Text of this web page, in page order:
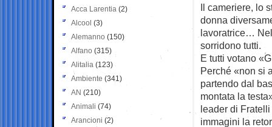
Il cameriere, lo
donna
lavoratrice…
sorridono tutti.
E tutti votano
Perché «non si
partendo dal
montata la
leader di
immagini la
Acca Larentia (2)
Alcool (3)
Alemanno (150)
Alfano (315)
Alitalia (123)
Ambiente (341)
AN (210)
Animali (74)
Arancioni (2)